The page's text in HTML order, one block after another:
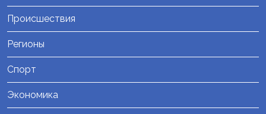
Происшествия
Регионы
Спорт
Экономика